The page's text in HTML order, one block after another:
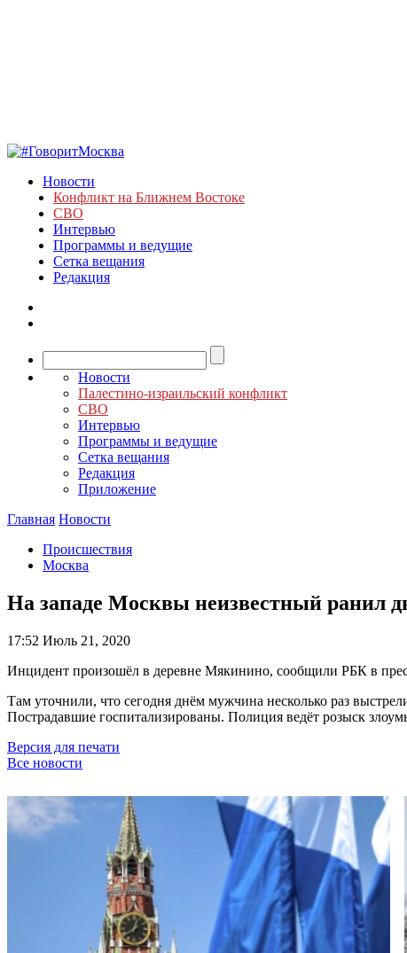
Новости
Конфликт на Ближнем Востоке
СВО
Интервью
Программы и ведущие
Сетка вещания
Редакция
Новости
Палестино-израильский конфликт
СВО
Интервью
Программы и ведущие
Сетка вещания
Редакция
Приложение
Главная Новости
Происшествия
Москва
На западе Москвы неизвестный ранил
17:52 Июль 21, 2020
Инцидент произошёл в деревне Мякинино, сообщили РБК в
Там уточнили, что сегодня днём мужчина несколько раз
Пострадавшие госпитализированы. Полиция ведёт розыск
Версия для печати
Все новости